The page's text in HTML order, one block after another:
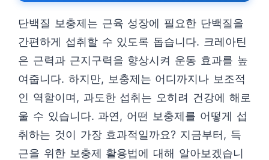
단백질 보충제는 근육 성장에 필요한 단백질을
간편하게 섭취할 수 있도록 돕습니다. 크레아틴
은 근력과 근지구력을 향상시켜 운동 효과를 높
여줍니다. 하지만, 보충제는 어디까지나 보조적
인 역할이며, 과도한 섭취는 오히려 건강에 해로
울 수 있습니다. 과연, 어떤 보충제를 어떻게 섭
취하는 것이 가장 효과적일까요? 지금부터, 득
근을 위한 보충제 활용법에 대해 알아보겠습니